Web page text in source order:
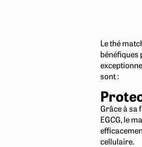
Le thé
bénéfiques
sont :
Grâce à sa
EGCG, le
cellulaire.